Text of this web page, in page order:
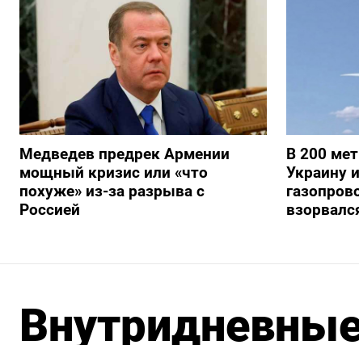
Медведев предрек Армении
мощный кризис или «что
похуже» из-за разрыва с
Россией
В 200
Украину